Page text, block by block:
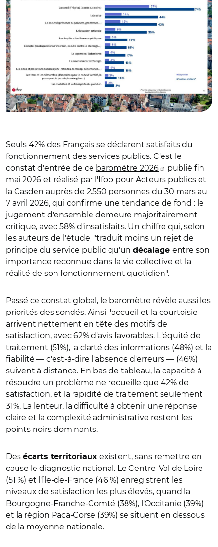
Seuls 42% des Français se déclarent satisfaits du
fonctionnement des services publics. C'est le
constat d'entrée de ce baromètre 2026
publié fin
mai 2026 et réalisé par l'Ifop pour Acteurs publics et
la Casden auprès de 2.550 personnes du 30 mars au
7 avril 2026, qui confirme une tendance de fond : le
jugement d'ensemble demeure majoritairement
critique, avec 58% d'insatisfaits. Un chiffre qui, selon
les auteurs de l'étude, "traduit moins un rejet de
principe du service public qu'un décalage entre son
importance reconnue dans la vie collective et la
réalité de son fonctionnement quotidien".
Passé ce constat global, le baromètre révèle aussi les
priorités des sondés. Ainsi l'accueil et la courtoisie
arrivent nettement en tête des motifs de
satisfaction, avec 62% d'avis favorables. L'équité de
traitement (51%), la clarté des informations (48%) et la
fiabilité — c'est-à-dire l'absence d'erreurs — (46%)
suivent à distance. En bas de tableau, la capacité à
résoudre un problème ne recueille que 42% de
satisfaction, et la rapidité de traitement seulement
31%. La lenteur, la difficulté à obtenir une réponse
claire et la complexité administrative restent les
points noirs dominants.
Des écarts territoriaux existent, sans remettre en
cause le diagnostic national. Le Centre-Val de Loire
(51 %) et l'Île-de-France (46 %) enregistrent les
niveaux de satisfaction les plus élevés, quand la
Bourgogne-Franche-Comté (38%), l'Occitanie (39%)
et la région Paca-Corse (39%) se situent en dessous
de la moyenne nationale.